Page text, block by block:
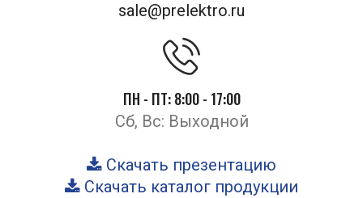
sale@prelektro.ru
ПН - ПТ: 8:00 - 17:00
Сб, Вс: Выходной
Скачать презентацию
Скачать каталог продукции